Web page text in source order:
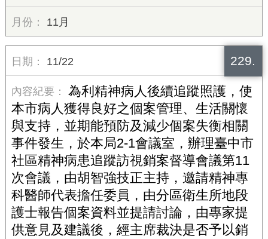
11月
229.
11/22
為利精神病人後續追蹤照護，使
本市病人獲得良好之個案管理、生活關懷
與支持，並期能預防及減少個案失衡相關
事件發生，於本局2-1會議室，辦理臺中市
社區精神病患追蹤訪視銷案督導會議第11
次會議，由胡智強技正主持，邀請精神專
科醫師代表擔任委員，由分區衛生所地段
護士報告個案資料並提請討論，由專家提
供意見及建議後，經主席裁決是否予以銷